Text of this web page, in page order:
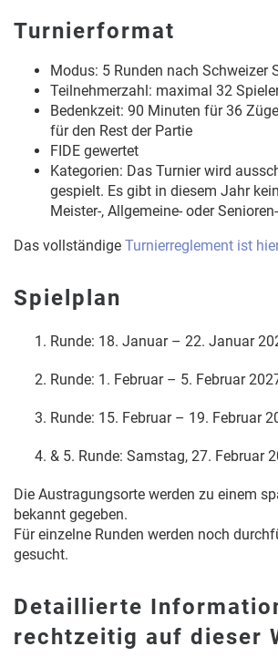
Turnierformat
Modus: 5 Runden nach Schweizer
Teilnehmerzahl: maximal 32
Bedenkzeit: 90 Minuten für 36
für den Rest der Partie
FIDE gewertet
Kategorien: Das Turnier wird
gespielt. Es gibt in diesem Jahr
Meister-, Allgemeine- oder
Das vollständige Turnierreglement ist
Spielplan
Runde: 18. Januar – 22. Januar
Runde: 1. Februar – 5. Februar
Runde: 15. Februar – 19. Februar
& 5. Runde: Samstag, 27. Februar
Die Austragungsorte werden zu einem
bekannt gegeben.
Für einzelne Runden werden noch
gesucht.
Detaillierte
rechtzeitig auf dieser